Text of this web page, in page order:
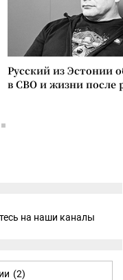
Русский из Эстонии
в СВО и жизни после
на наши каналы
(2)